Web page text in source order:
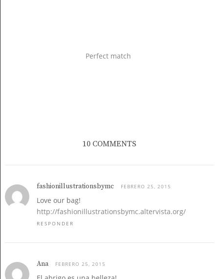
Perfect match
10 COMMENTS
fashionillustrationsbymc FEBRERO 25, 2015
Love our bag!
http://fashionillustrationsbymc.altervista.org/
RESPONDER
Ana FEBRERO 25, 2015